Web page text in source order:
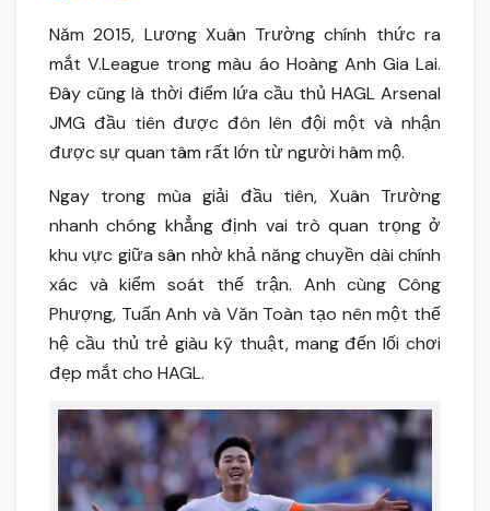
Năm 2015, Lương Xuân Trường chính thức ra
mắt V.League trong màu áo Hoàng Anh Gia Lai.
Đây cũng là thời điểm lứa cầu thủ HAGL Arsenal
JMG đầu tiên được đôn lên đội một và nhận
được sự quan tâm rất lớn từ người hâm mộ.
Ngay trong mùa giải đầu tiên, Xuân Trường
nhanh chóng khẳng định vai trò quan trọng ở
khu vực giữa sân nhờ khả năng chuyền dài chính
xác và kiểm soát thế trận. Anh cùng Công
Phượng, Tuấn Anh và Văn Toàn tạo nên một thế
hệ cầu thủ trẻ giàu kỹ thuật, mang đến lối chơi
đẹp mắt cho HAGL.